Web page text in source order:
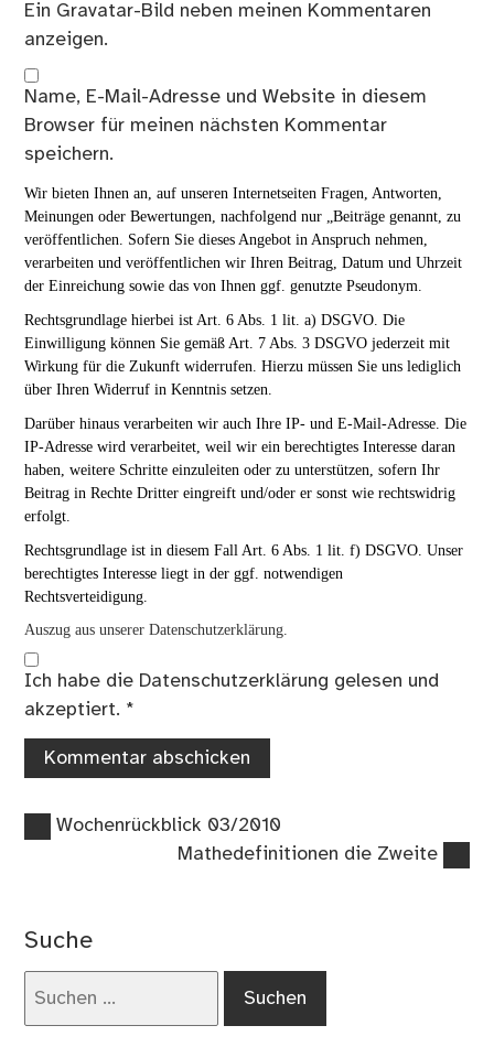
Ein Gravatar-Bild neben meinen Kommentaren
anzeigen.
Name, E-Mail-Adresse und Website in diesem
Browser für meinen nächsten Kommentar
speichern.
Wir bieten Ihnen an, auf unseren Internetseiten Fragen, Antworten,
Meinungen oder Bewertungen, nachfolgend nur „Beiträge genannt, zu
veröffentlichen. Sofern Sie dieses Angebot in Anspruch nehmen,
verarbeiten und veröffentlichen wir Ihren Beitrag, Datum und Uhrzeit
der Einreichung sowie das von Ihnen ggf. genutzte Pseudonym.
Rechtsgrundlage hierbei ist Art. 6 Abs. 1 lit. a) DSGVO. Die
Einwilligung können Sie gemäß Art. 7 Abs. 3 DSGVO jederzeit mit
Wirkung für die Zukunft widerrufen. Hierzu müssen Sie uns lediglich
über Ihren Widerruf in Kenntnis setzen.
Darüber hinaus verarbeiten wir auch Ihre IP- und E-Mail-Adresse. Die
IP-Adresse wird verarbeitet, weil wir ein berechtigtes Interesse daran
haben, weitere Schritte einzuleiten oder zu unterstützen, sofern Ihr
Beitrag in Rechte Dritter eingreift und/oder er sonst wie rechtswidrig
erfolgt.
Rechtsgrundlage ist in diesem Fall Art. 6 Abs. 1 lit. f) DSGVO. Unser
berechtigtes Interesse liegt in der ggf. notwendigen
Rechtsverteidigung.
Auszug aus unserer Datenschutzerklärung.
Ich habe die Datenschutzerklärung gelesen und
akzeptiert. *
Beitragsnavigation
Vorheriger
Wochenrückblick 03/2010
Nächster
Mathedefinitionen die Zweite
Suche